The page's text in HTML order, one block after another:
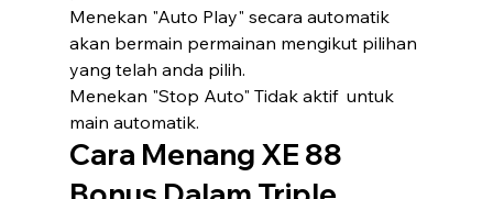
Menekan "Auto Play" secara automatik
akan bermain permainan mengikut pilihan
yang telah anda pilih.
Menekan "Stop Auto" Tidak aktif  untuk
main automatik.
Cara Menang XE 88